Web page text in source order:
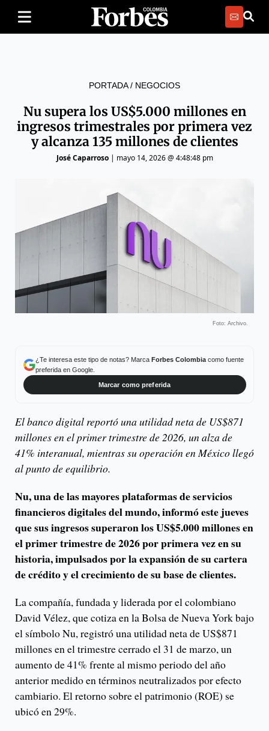
PORTADA/ NEGOCIOS
Nu supera los US$5.000 millones en
ingresos trimestrales por primera vez
y alcanza 135 millones de clientes
José Caparroso| mayo 14, 2026 @ 4:48:48 pm
Foto: Archivo.
¿Te interesa este tipo de notas? Marca Forbes Colombiacomo fuente
preferida en Google.
Marcar como preferida
El banco digital reportó una utilidad neta de US$871
millones en el primer trimestre de 2026, un alza de
41% interanual, mientras su operación en México llegó
al punto de equilibrio.
Nu, una de las mayores plataformas de servicios
financieros digitales del mundo, informó este jueves
que sus ingresos superaron los US$5.000 millones en
el primer trimestre de 2026 por primera vez en su
historia, impulsados por la expansión de su cartera
de crédito y el crecimiento de su base de clientes.
La compañía, fundada y liderada por el colombiano
David Vélez, que cotiza en la Bolsa de Nueva York bajo
el símbolo Nu, registró una utilidad neta de US$871
millones en el trimestre cerrado el 31 de marzo, un
aumento de 41% frente al mismo periodo del año
anterior medido en términos neutralizados por efecto
cambiario. El retorno sobre el patrimonio (ROE) se
ubicó en 29%.